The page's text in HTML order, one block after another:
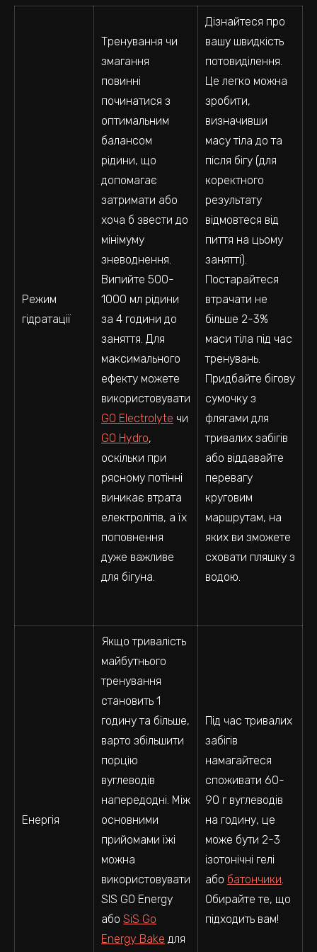
Режим
гідратації
Тренування чи
змагання
повинні
починатися з
оптимальним
балансом
рідини, що
допомагає
затримати або
хоча б звести до
мінімуму
зневоднення.
Випийте 500-
1000 мл рідини
за 4 години до
заняття. Для
максимального
ефекту можете
використовувати
GO Electrolyte чи
GO Hydro,
оскільки при
рясному потінні
виникає втрата
електролітів, а їх
поповнення
дуже важливе
для бігуна.
Дізнайтеся про
вашу швидкість
потовиділення.
Це легко можна
зробити,
визначивши
масу тіла до та
після бігу (для
коректного
результату
відмовтеся від
пиття на цьому
занятті).
Постарайтеся
втрачати не
більше 2-3%
маси тіла під час
тренувань.
Придбайте бігову
сумочку з
флягами для
тривалих забігів
або віддавайте
перевагу
круговим
маршрутам, на
яких ви зможете
сховати пляшку з
водою.
Енергія
Якщо тривалість
майбутнього
тренування
становить 1
годину та більше,
варто збільшити
порцію
вуглеводів
напередодні. Між
основними
прийомами їжі
можна
використовувати
SIS GO Energy
або SiS Go
Energy Bake для
Під час тривалих
забігів
намагайтеся
споживати 60-
90 г вуглеводів
на годину, це
може бути 2-3
ізотонічні гелі
або батончики
Обирайте те, що
підходить вам!